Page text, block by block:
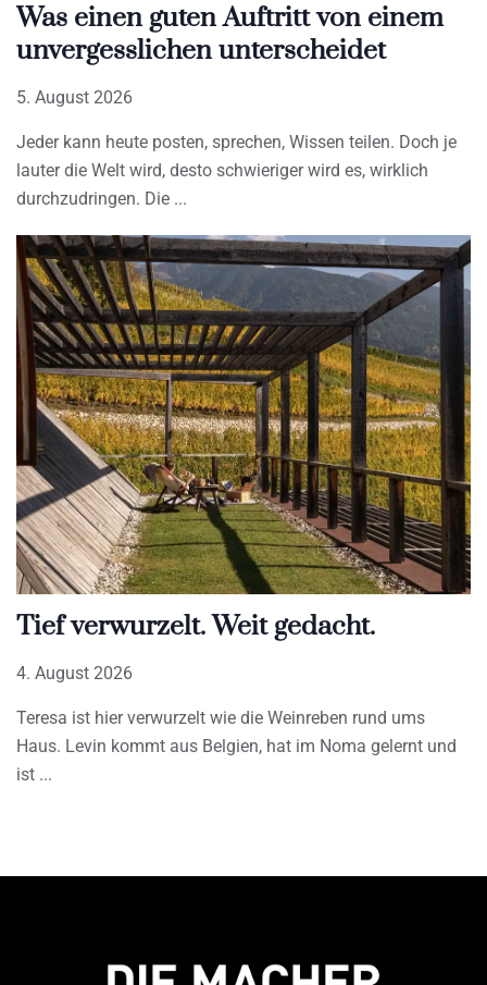
Was einen guten Auftritt von einem
unvergesslichen unterscheidet
5. August 2026
Jeder kann heute posten, sprechen, Wissen teilen. Doch je
lauter die Welt wird, desto schwieriger wird es, wirklich
durchzudringen. Die
Tief verwurzelt. Weit gedacht.
4. August 2026
Teresa ist hier verwurzelt wie die Weinreben rund ums
Haus. Levin kommt aus Belgien, hat im Noma gelernt und
ist